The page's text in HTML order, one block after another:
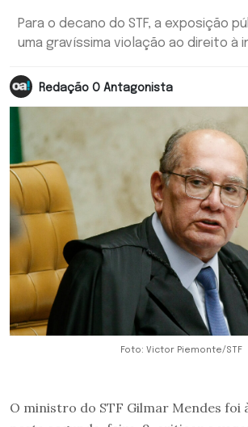
Para o decano do STF, a exposição
uma gravíssima violação ao direito à
Redação O Antagonista
Foto: Victor Piemonte/STF
O ministro do STF Gilmar Mendes foi